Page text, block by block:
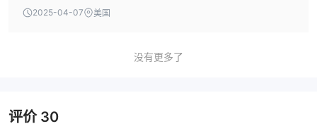
2025-04-07 美国
没有更多了
评价30